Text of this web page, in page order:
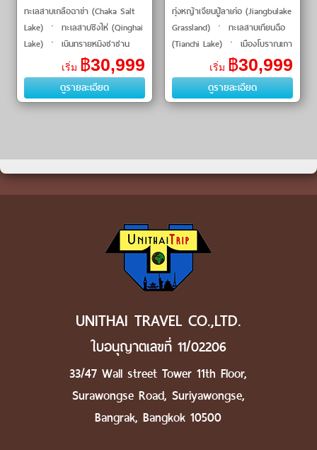
ทะเลสาบเกลือฉาข่า (Chaka Salt
Lake) ㆍ ทะเลสาบชิงไห่ (Qinghai
Lake) ㆍ เนินทรายหมิงซาซาน
(Mingsha Sand Dunes) ㆍ สระ
น้ำวงพระจันทร์ (Crescent Moon
Spring) ㆍ อุท�
เริ่ม ฿30,999
ดูรายละเอียด
ทุ่งหญ้าเจียนปู้ลาเค่อ (Jiangbulake
Grassland) ㆍ ทะเลสาบเทียนฉือ
(Tianchi Lake) ㆍ เมืองโบราณเกา
ชาง (Gaochang Ancient City)
ㆍ ภูเขาเปลวไฟ (Flaming
Mountains) ㆍ ต�
เริ่ม ฿30,999
ดูรายละเอียด
UNITHAI TRAVEL CO.,LTD.
ใบอนุญาตเลขที่ 11/02206
33/47 Wall street Tower 11th Floor,
Surawongse Road, Suriyawongse,
Bangrak, Bangkok 10500